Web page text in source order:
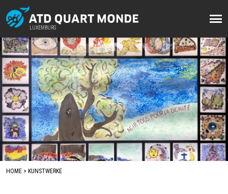
LUXEMBURG
Direkt
zum
Inhalt
LUXEMBURG
HOME KUNSTWERKE